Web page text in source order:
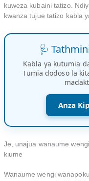
kuweza kubaini tatizo.
kwanza tujue tatizo kabla
🩺
Kabla ya kutumia
Tumia dodoso la
Anza
Je, unajua wanaume
kiume
Wanaume wengi